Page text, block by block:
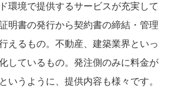
環境で提供するサービスが充実して
明書の発行から契約書の締結・管理
えるもの。不動産、建築業界といっ
しているもの。発注側のみに料金が
いうように、提供内容も様々です。